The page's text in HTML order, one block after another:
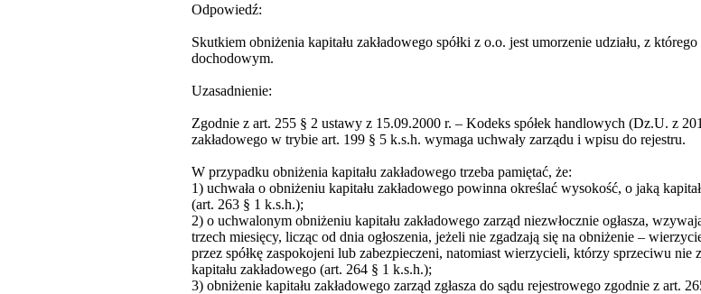
Odpowiedź:
Skutkiem obniżenia kapitału zakładowego spółki z o.o. jest umorzenie udziału, z
dochodowym.
Uzasadnienie:
Zgodnie z art. 255 § 2 ustawy z 15.09.2000 r. – Kodeks spółek handlowych (Dz.U. z
zakładowego w trybie art. 199 § 5 k.s.h. wymaga uchwały zarządu i wpisu do rejestru.
W przypadku obniżenia kapitału zakładowego trzeba pamiętać, że:
1) uchwała o obniżeniu kapitału zakładowego powinna określać wysokość, o jaką
(art. 263 § 1 k.s.h.);
2) o uchwalonym obniżeniu kapitału zakładowego zarząd niezwłocznie ogłasza,
trzech miesięcy, licząc od dnia ogłoszenia, jeżeli nie zgadzają się na obniżenie –
przez spółkę zaspokojeni lub zabezpieczeni, natomiast wierzycieli, którzy sprzeciwu nie
kapitału zakładowego (art. 264 § 1 k.s.h.);
3) obniżenie kapitału zakładowego zarząd zgłasza do sądu rejestrowego zgodnie z art.